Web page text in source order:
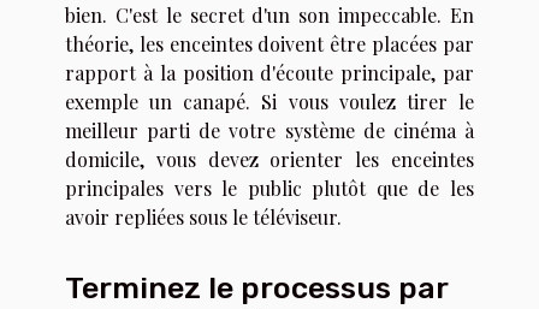
bien. C'est le secret d'un son impeccable. En
théorie, les enceintes doivent être placées par
rapport à la position d'écoute principale, par
exemple un canapé. Si vous voulez tirer le
meilleur parti de votre système de cinéma à
domicile, vous devez orienter les enceintes
principales vers le public plutôt que de les
avoir repliées sous le téléviseur.
Terminez le processus par